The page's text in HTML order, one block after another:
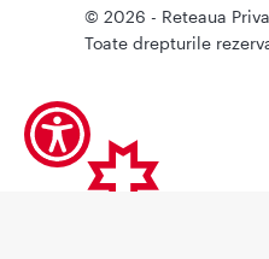
© 2026 - Reteaua
Toate drepturile